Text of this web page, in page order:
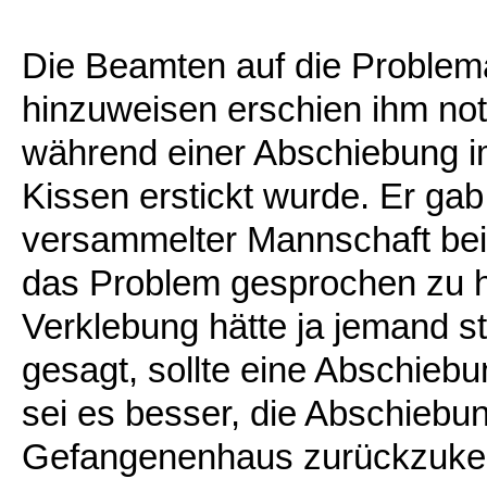
Die Beamten auf die
hinzuweisen erschien ihm
während einer Abschiebung
Kissen erstickt wurde. Er
versammelter Mannschaft
das Problem gesprochen zu
Verklebung hätte ja jemand
gesagt, sollte eine
sei es besser, die
Gefangenenhaus